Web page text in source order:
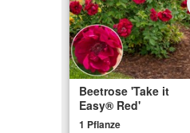
Beetrose 'Take it
Easy® Red'
1 Pflanze